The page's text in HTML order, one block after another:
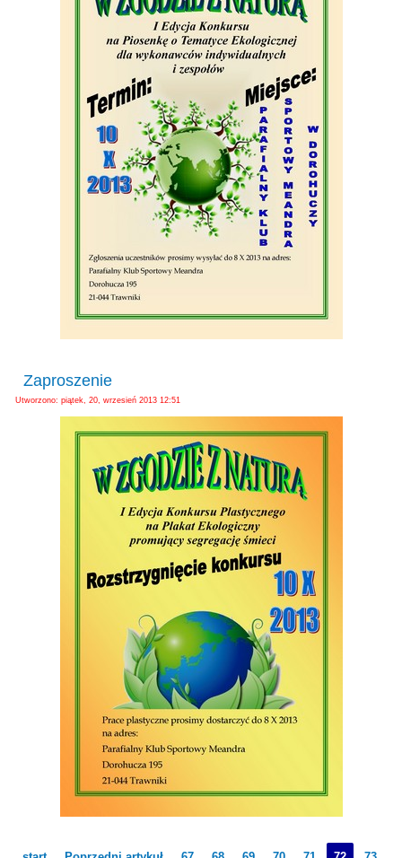
Zaproszenie
Utworzono: piątek, 20, wrzesień 2013 12:51